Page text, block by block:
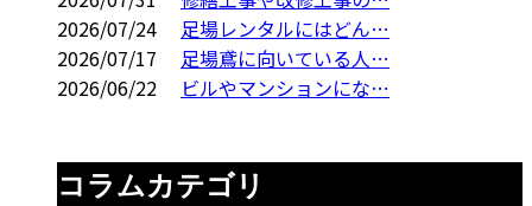
2026/07/24
足場レンタルにはどん…
2026/07/17
足場鳶に向いている人…
2026/06/22
ビルやマンションにな…
コラムカテゴリ